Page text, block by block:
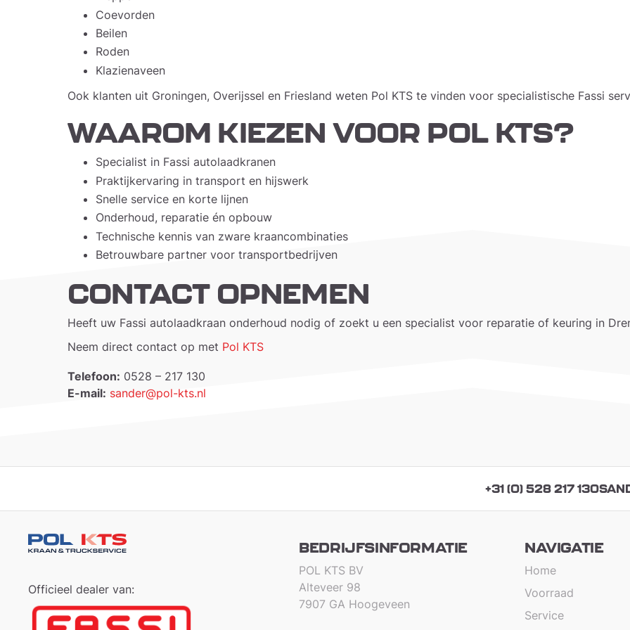
Coevorden
Beilen
Roden
Klazienaveen
Ook klanten uit Groningen, Overijssel en Friesland weten Pol KTS te vinden voor specialistische Fassi
WAAROM KIEZEN VOOR POL KTS?
Specialist in Fassi autolaadkranen
Praktijkervaring in transport en hijswerk
Snelle service en korte lijnen
Onderhoud, reparatie én opbouw
Technische kennis van zware kraancombinaties
Betrouwbare partner voor transportbedrijven
CONTACT OPNEMEN
Heeft uw Fassi autolaadkraan onderhoud nodig of zoekt u een specialist voor reparatie of keuring in
Neem direct contact op met Pol KTS
Telefoon: 0528 – 217 130
E-mail: sander@pol-kts.nl
+31 (0) 528 217 130
Officieel dealer van:
BEDRIJFSINFORMATIE
POL KTS BV
Alteveer 98
7907 GA Hoogeveen
NAVIGATIE
Home
Voorraad
Service